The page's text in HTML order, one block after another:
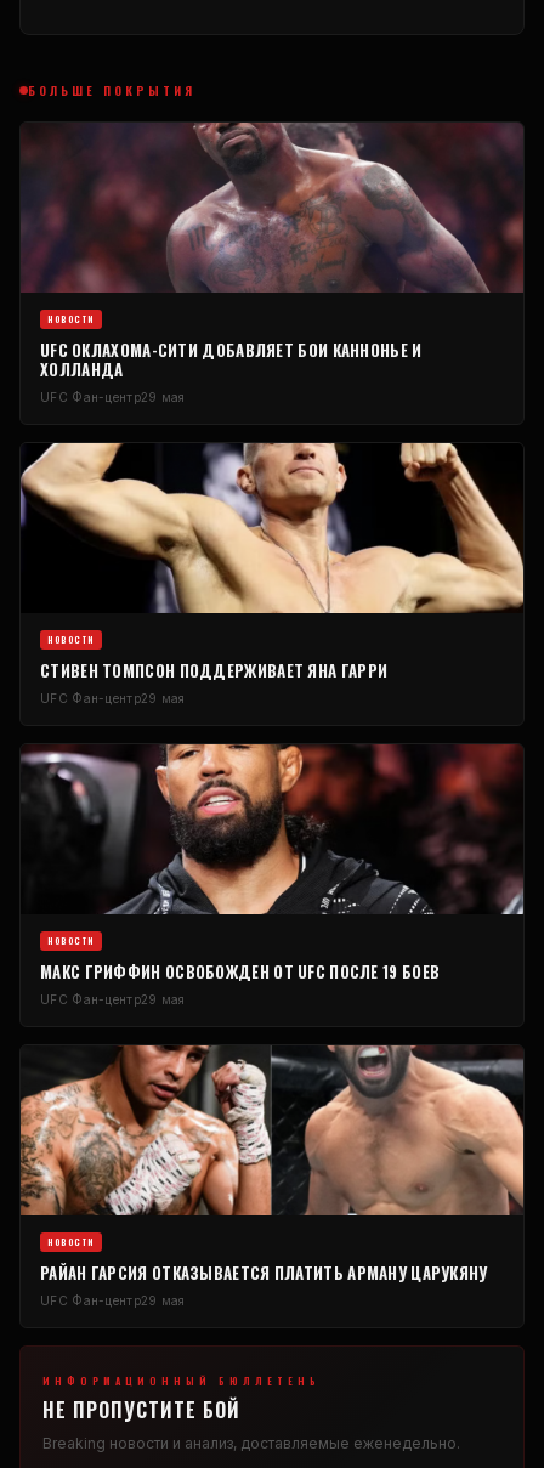
БОЛЬШЕ ПОКРЫТИЯ
НОВОСТИ
UFC ОКЛАХОМА-СИТИ ДОБАВЛЯЕТ БОИ КАННОНЬЕ И
ХОЛЛАНДА
UFC Фан-центр29 мая
НОВОСТИ
СТИВЕН ТОМПСОН ПОДДЕРЖИВАЕТ ЯНА ГАРРИ
UFC Фан-центр29 мая
НОВОСТИ
МАКС ГРИФФИН ОСВОБОЖДЕН ОТ UFC ПОСЛЕ 19 БОЕВ
UFC Фан-центр29 мая
НОВОСТИ
РАЙАН ГАРСИЯ ОТКАЗЫВАЕТСЯ ПЛАТИТЬ АРМАНУ ЦАРУКЯНУ
UFC Фан-центр29 мая
ИНФОРМАЦИОННЫЙ БЮЛЛЕТЕНЬ
НЕ ПРОПУСТИТЕ БОЙ
Breaking новости и анализ, доставляемые еженедельно.